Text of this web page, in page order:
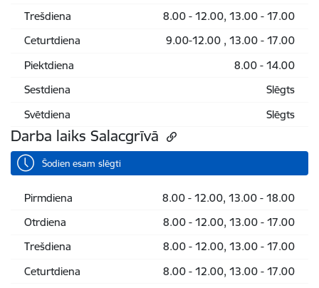
Trešdiena
8.00 - 12.00, 13.00 - 17.00
Ceturtdiena
9.00-12.00 , 13.00 - 17.00
Piektdiena
8.00 - 14.00
Sestdiena
Slēgts
Svētdiena
Slēgts
Darba laiks Salacgrīvā
Šodien esam slēgti
Pirmdiena
8.00 - 12.00, 13.00 - 18.00
Otrdiena
8.00 - 12.00, 13.00 - 17.00
Trešdiena
8.00 - 12.00, 13.00 - 17.00
Ceturtdiena
8.00 - 12.00, 13.00 - 17.00